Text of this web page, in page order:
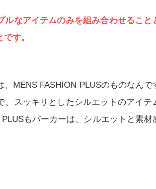
ルなアイテムのみを組み合わせること
す。
MENS FASHION PLUSのものなんで
、スッキリとしたシルエットのアイテ
もパーカーは、シルエットと素材